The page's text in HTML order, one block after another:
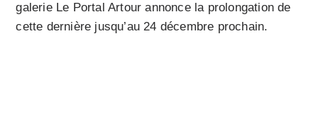
galerie Le Portal Artour annonce la prolongation de
cette dernière jusqu’au 24 décembre prochain.